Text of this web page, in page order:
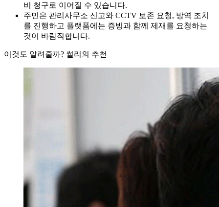
비 청구로 이어질 수 있습니다.
주민은 관리사무소 신고와 CCTV 보존 요청, 방역 조치
를 진행하고 플랫폼에는 증빙과 함께 제재를 요청하는
것이 바람직합니다.
이것도 알려줄까? 썰리의 추천